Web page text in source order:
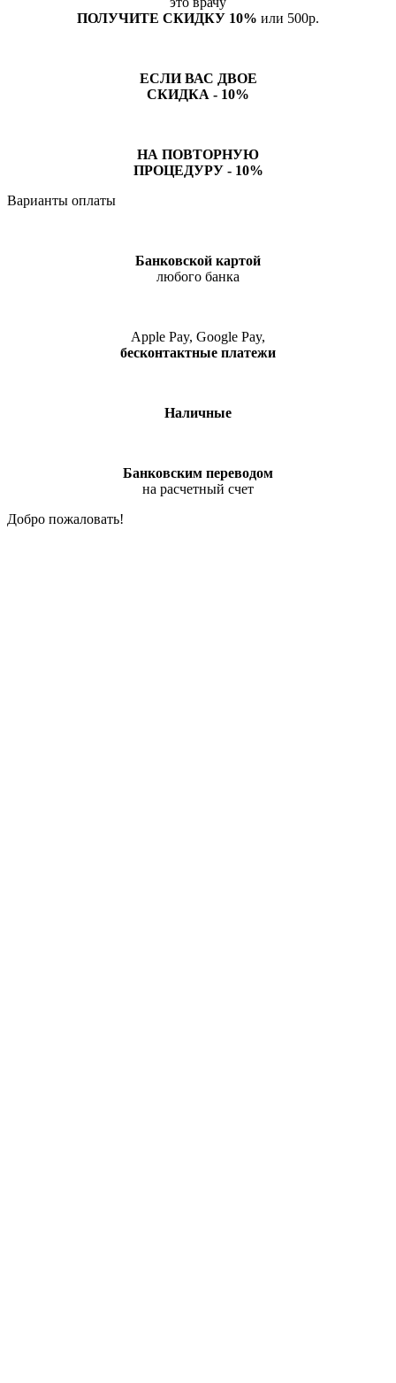
ПОЛУЧИТЕ СКИДКУ 10% или 500р.
ЕСЛИ ВАС ДВОЕ
СКИДКА - 10%
НА ПОВТОРНУЮ
ПРОЦЕДУРУ - 10%
Варианты оплаты
Банковской картой
любого банка
Apple Pay, Google Pay,
бесконтактные платежи
Наличные
Банковским переводом
на расчетный счет
Добро пожаловать!